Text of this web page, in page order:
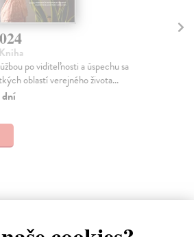
úspechu sa
života...
Film.sk 5/
„Najočakávanejšou
prostredia je
vkusom si